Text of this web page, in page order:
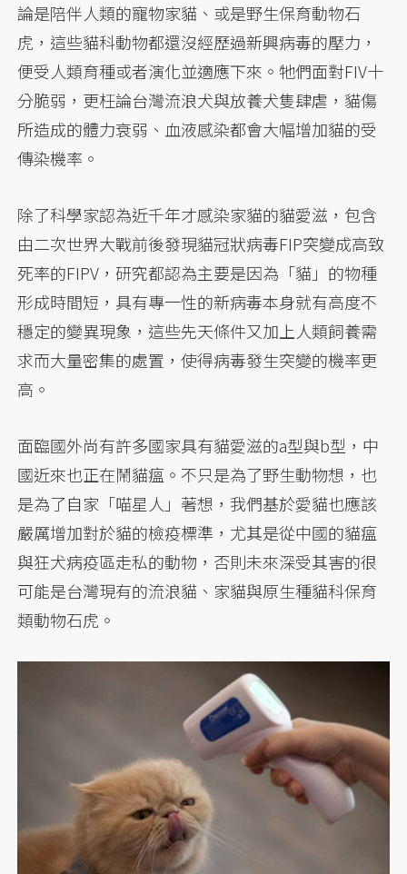
論是陪伴人類的寵物家貓、或是野生保育動物石
虎，這些貓科動物都還沒經歷過新興病毒的壓力，
便受人類育種或者演化並適應下來。牠們面對FIV十
分脆弱，更枉論台灣流浪犬與放養犬隻肆虐，貓傷
所造成的體力衰弱、血液感染都會大幅增加貓的受
傳染機率。
除了科學家認為近千年才感染家貓的貓愛滋，包含
由二次世界大戰前後發現貓冠狀病毒FIP突變成高致
死率的FIPV，研究都認為主要是因為「貓」的物種
形成時間短，具有專一性的新病毒本身就有高度不
穩定的變異現象，這些先天條件又加上人類飼養需
求而大量密集的處置，使得病毒發生突變的機率更
高。
面臨國外尚有許多國家具有貓愛滋的a型與b型，中
國近來也正在鬧貓瘟。不只是為了野生動物想，也
是為了自家「喵星人」著想，我們基於愛貓也應該
嚴厲增加對於貓的檢疫標準，尤其是從中國的貓瘟
與狂犬病疫區走私的動物，否則未來深受其害的很
可能是台灣現有的流浪貓、家貓與原生種貓科保育
類動物石虎。